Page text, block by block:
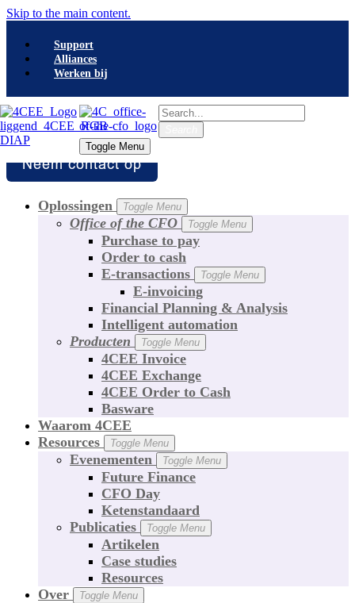
Skip to the main content.
Support
Alliances
Werken bij
Toggle Menu
Search
Toggle Menu
Oplossingen Toggle Menu
Office of the CFO Toggle Menu
Purchase to pay
Order to cash
E-transactions
Toggle Menu
E-invoicing
Financial Planning & Analysis
Intelligent automation
Producten
Toggle Menu
4CEE Invoice
4CEE Exchange
4CEE Order to Cash
Basware
Waarom 4CEE
Resources
Toggle Menu
Evenementen Toggle Menu
Future Finance
CFO Day
Ketenstandaard
Publicaties
Toggle Menu
Artikelen
Case studies
Resources
Over
Toggle Menu